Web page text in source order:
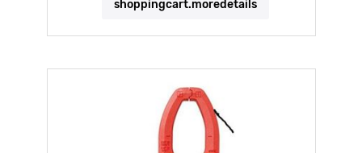
shoppingcart.moredetails